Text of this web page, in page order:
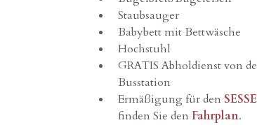
Staubsauger
Babybett mit Bettwäsche
Hochstuhl
GRATIS Abholdienst von
Busstation
Ermäßigung für den
finden Sie den Fahrplan.